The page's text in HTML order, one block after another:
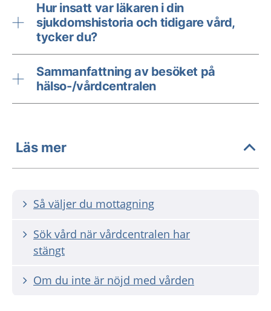
Hur insatt var läkaren i din
sjukdomshistoria och tidigare vård,
tycker du?
Sammanfattning av besöket på
hälso-/vårdcentralen
Läs mer
Så väljer du mottagning
Sök vård när vårdcentralen har
stängt
Om du inte är nöjd med vården